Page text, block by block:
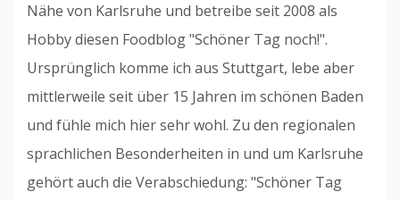
Nähe von Karlsruhe und betreibe seit 2008 als
Hobby diesen Foodblog "Schöner Tag noch!".
Ursprünglich komme ich aus Stuttgart, lebe aber
mittlerweile seit über 15 Jahren im schönen Baden
und fühle mich hier sehr wohl. Zu den regionalen
sprachlichen Besonderheiten in und um Karlsruhe
gehört auch die Verabschiedung: "Schöner Tag